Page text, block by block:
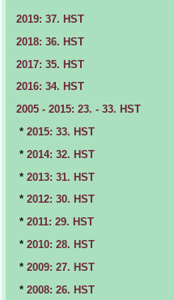
2019: 37. HST
2018: 36. HST
2017: 35. HST
2016: 34. HST
2005 - 2015: 23. - 33. HST
* 2015: 33. HST
* 2014: 32. HST
* 2013: 31. HST
* 2012: 30. HST
* 2011: 29. HST
* 2010: 28. HST
* 2009: 27. HST
* 2008: 26. HST